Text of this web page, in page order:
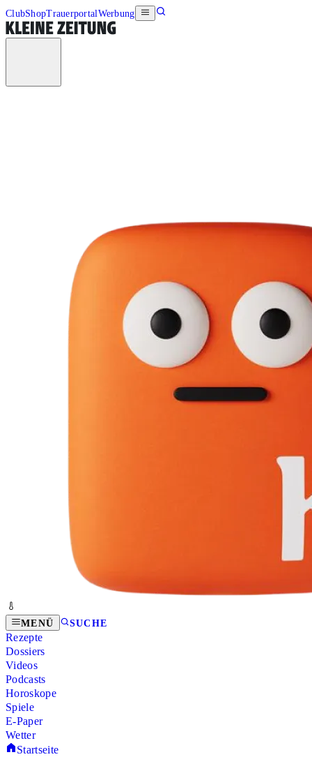
ClubShopTrauerportalWerbung
MENÜ SUCHE
Rezepte
Dossiers
Videos
Podcasts
Horoskope
Spiele
E-Paper
Wetter
Startseite